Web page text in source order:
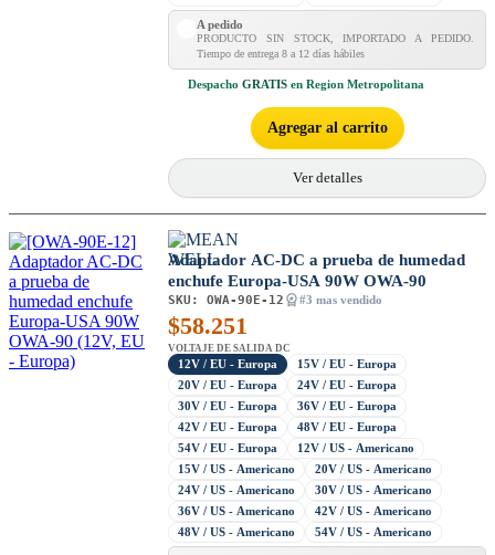
A pedido
PRODUCTO SIN STOCK, IMPORTADO A PEDIDO.
Tiempo de entrega 8 a 12 días hábiles
Despacho GRATIS en Region Metropolitana
Agregar al carrito
Ver detalles
Adaptador AC-DC a prueba de humedad
enchufe Europa-USA 90W OWA-90
SKU: OWA-90E-12 #3 mas vendido
$58.251
VOLTAJE DE SALIDA DC
12V / EU - Europa
15V / EU - Europa
20V / EU - Europa
24V / EU - Europa
30V / EU - Europa
36V / EU - Europa
42V / EU - Europa
48V / EU - Europa
54V / EU - Europa
12V / US - Americano
15V / US - Americano
20V / US - Americano
24V / US - Americano
30V / US - Americano
36V / US - Americano
42V / US - Americano
48V / US - Americano
54V / US - Americano